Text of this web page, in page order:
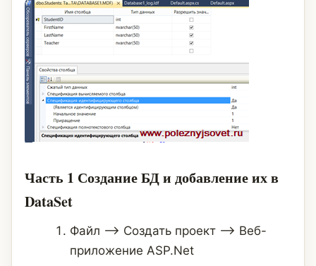
Часть 1 Создание БД и добавление их в
DataSet
Файл —> Создать проект —> Веб-
приложение ASP.Net